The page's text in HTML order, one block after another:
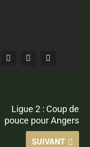
Ligue 2 : Coup de
pouce pour Angers
SUIVANT